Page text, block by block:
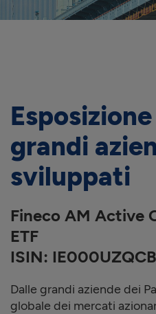
grandi
sviluppati
Fineco AM Active
ETF
ISIN:
Dalle grandi aziende dei
globale dei mercati